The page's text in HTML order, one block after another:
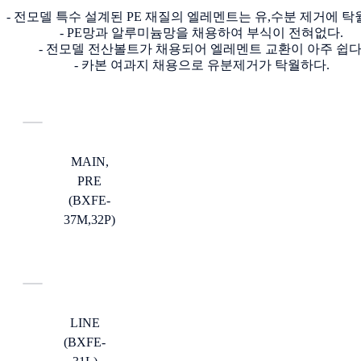
- 전모델 특수 설계된 PE 재질의 엘레멘트는 유,수분 제거에 탁
- PE망과 알루미늄망을 채용하여 부식이 전혀없다.
- 전모델 전산볼트가 채용되어 엘레멘트 교환이 아주 쉽
- 카본 여과지 채용으로 유분제거가 탁월하다.
MAIN,
PRE
(BXFE-
37M,32P)
LINE
(BXFE-